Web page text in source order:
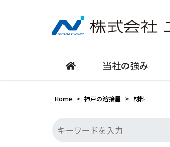
当社の強み
Home > 神戸の溶接屋 > 材料